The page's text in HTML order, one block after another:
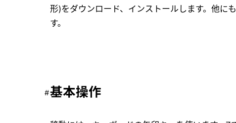
形)をダウンロード、インストールします。他に
す。
基本操作